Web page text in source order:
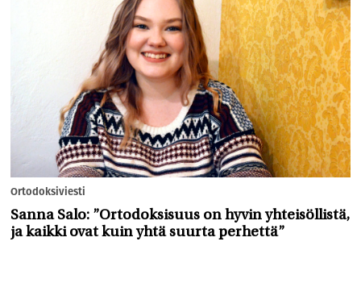
Ortodoksiviesti
Sanna Salo: ”Ortodoksisuus on hyvin yhteisöllistä,
ja kaikki ovat kuin yhtä suurta perhettä”